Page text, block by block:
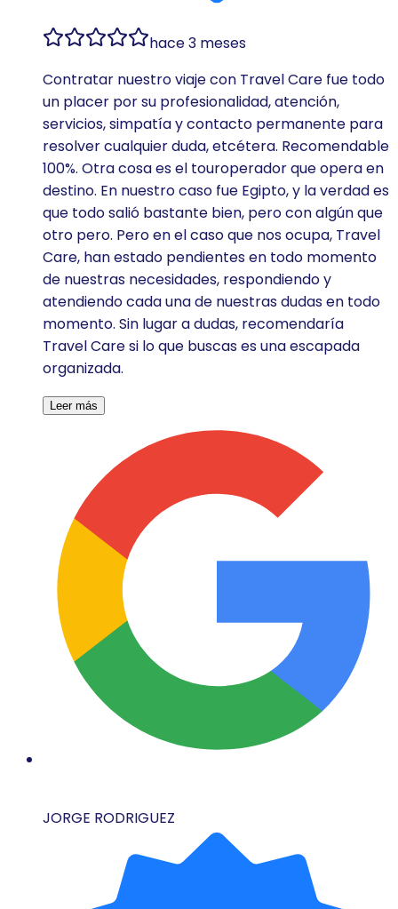
hace 3 meses
Contratar nuestro viaje con Travel Care fue todo
un placer por su profesionalidad, atención,
servicios, simpatía y contacto permanente para
resolver cualquier duda, etcétera. Recomendable
100%. Otra cosa es el touroperador que opera en
destino. En nuestro caso fue Egipto, y la verdad es
que todo salió bastante bien, pero con algún que
otro pero. Pero en el caso que nos ocupa, Travel
Care, han estado pendientes en todo momento
de nuestras necesidades, respondiendo y
atendiendo cada una de nuestras dudas en todo
momento. Sin lugar a dudas, recomendaría
Travel Care si lo que buscas es una escapada
organizada.
Leer más
JORGE RODRIGUEZ